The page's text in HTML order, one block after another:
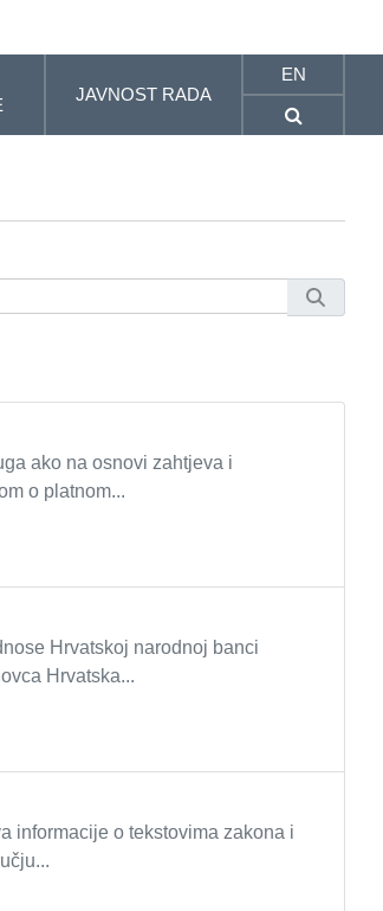
JAVNOST RADA
EN
ako na osnovi zahtjeva i
o platnom...
Hrvatskoj narodnoj banci
Hrvatska...
informacije o tekstovima zakona i